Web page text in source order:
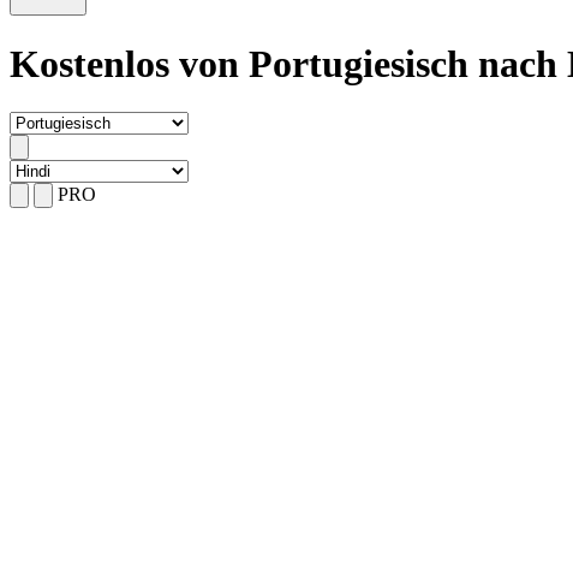
Kostenlos von Portugiesisch
PRO